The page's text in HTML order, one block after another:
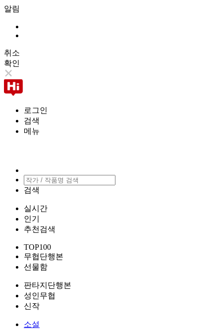
알림
취소
확인
로그인
검색
메뉴
검색
실시간
인기
추천검색
TOP100
무협단행본
선물함
판타지단행본
성인무협
신작
소설